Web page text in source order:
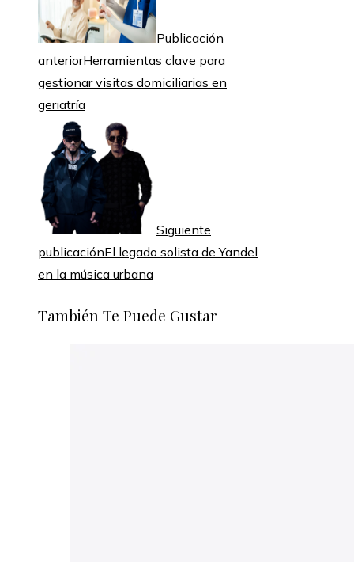
Publicación
anteriorHerramientas clave para
gestionar visitas domiciliarias en
geriatría
Siguiente
publicaciónEl legado solista de Yandel
en la música urbana
También Te Puede Gustar